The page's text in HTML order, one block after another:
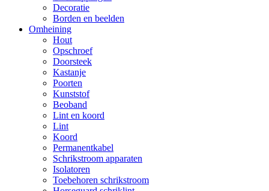
Decoratie
Borden en beelden
Omheining
Hout
Opschroef
Doorsteek
Kastanje
Poorten
Kunststof
Beoband
Lint en koord
Lint
Koord
Permanentkabel
Schrikstroom apparaten
Isolatoren
Toebehoren schrikstroom